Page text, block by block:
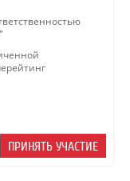
ПРИНЯТЬ УЧАСТИЕ